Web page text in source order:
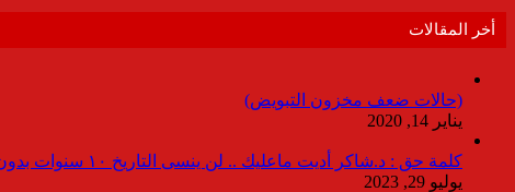
أخر المقالات
(حالات ضعف مخزون التبويض)
يناير 14, 2020
كلمة حق : د.شاكر أديت ماعليك .. لن ينسى التاريخ ١٠ سنوات بدون انقطاعات
يوليو 29, 2023